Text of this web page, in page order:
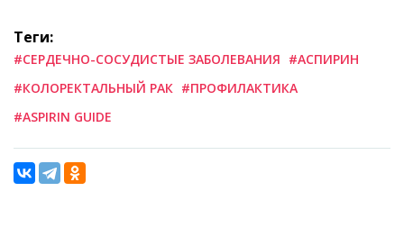
Теги:
#СЕРДЕЧНО-СОСУДИСТЫЕ ЗАБОЛЕВАНИЯ #АСПИРИН
#КОЛОРЕКТАЛЬНЫЙ РАК #ПРОФИЛАКТИКА
#ASPIRIN GUIDE